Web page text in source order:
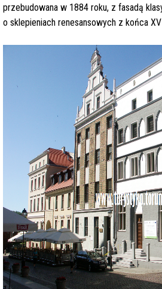
przebudowana w 1884 roku, z fasadą
o sklepieniach renesansowych z końca